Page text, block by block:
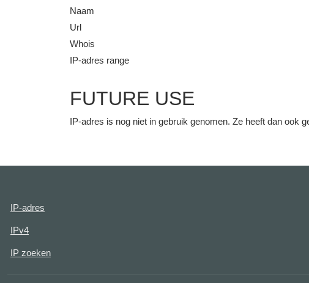
Naam
Url
Whois
IP-adres range
FUTURE USE
IP-adres is nog niet in gebruik genomen. Ze heeft dan ook
IP-adres
IPv4
IP zoeken